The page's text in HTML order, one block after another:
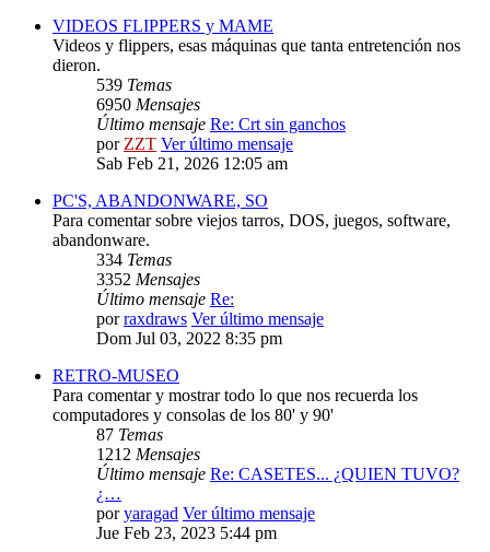
VIDEOS FLIPPERS y MAME
Videos y flippers, esas máquinas que tanta entretención nos
dieron.
539 Temas
6950 Mensajes
Último mensaje Re: Crt sin ganchos
porZZT Ver último mensaje
Sab Feb 21, 2026 12:05 am
PC'S, ABANDONWARE, SO
Para comentar sobre viejos tarros, DOS, juegos, software,
abandonware.
334 Temas
3352 Mensajes
Último mensaje Re:
porraxdraws Ver último mensaje
Dom Jul 03, 2022 8:35 pm
RETRO-MUSEO
Para comentar y mostrar todo lo que nos recuerda los
computadores y consolas de los 80' y 90'
87 Temas
1212 Mensajes
Último mensaje Re: CASETES... ¿QUIEN TUVO?
¿…
poryaragad Ver último mensaje
Jue Feb 23, 2023 5:44 pm